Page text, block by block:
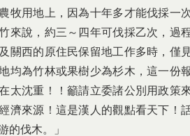
牧用地上，因為十年多才能伐採一
來說，約三～四年可伐採乙次，過
關西的原住民保留地工作多時，僅
均為竹林或果樹少為杉木，這一份
太沈重！！籲請立委諸公別用政策
濟來源！這是漢人的觀點看天下！
的伐木。」